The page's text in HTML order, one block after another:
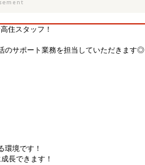
住スタッフ！
のサポート業務を担当していただきます◎
環境です！
長できます！